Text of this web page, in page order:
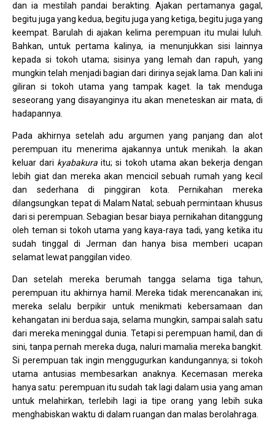
dan ia mestilah pandai berakting. Ajakan pertamanya gagal,
begitu juga yang kedua, begitu juga yang ketiga, begitu juga yang
keempat. Barulah di ajakan kelima perempuan itu mulai luluh.
Bahkan, untuk pertama kalinya, ia menunjukkan sisi lainnya
kepada si tokoh utama; sisinya yang lemah dan rapuh, yang
mungkin telah menjadi bagian dari dirinya sejak lama. Dan kali ini
giliran si tokoh utama yang tampak kaget. Ia tak menduga
seseorang yang disayanginya itu akan meneteskan air mata, di
hadapannya.
Pada akhirnya setelah adu argumen yang panjang dan alot
perempuan itu menerima ajakannya untuk menikah. Ia akan
keluar dari kyabakuraitu; si tokoh utama akan bekerja dengan
lebih giat dan mereka akan mencicil sebuah rumah yang kecil
dan sederhana di pinggiran kota. Pernikahan mereka
dilangsungkan tepat di Malam Natal; sebuah permintaan khusus
dari si perempuan. Sebagian besar biaya pernikahan ditanggung
oleh teman si tokoh utama yang kaya-raya tadi, yang ketika itu
sudah tinggal di Jerman dan hanya bisa memberi ucapan
selamat lewat panggilan video.
Dan setelah mereka berumah tangga selama tiga tahun,
perempuan itu akhirnya hamil. Mereka tidak merencanakan ini;
mereka selalu berpikir untuk menikmati kebersamaan dan
kehangatan ini berdua saja, selama mungkin, sampai salah satu
dari mereka meninggal dunia. Tetapi si perempuan hamil, dan di
sini, tanpa pernah mereka duga, naluri mamalia mereka bangkit.
Si perempuan tak ingin menggugurkan kandungannya; si tokoh
utama antusias membesarkan anaknya. Kecemasan mereka
hanya satu: perempuan itu sudah tak lagi dalam usia yang aman
untuk melahirkan, terlebih lagi ia tipe orang yang lebih suka
menghabiskan waktu di dalam ruangan dan malas berolahraga.